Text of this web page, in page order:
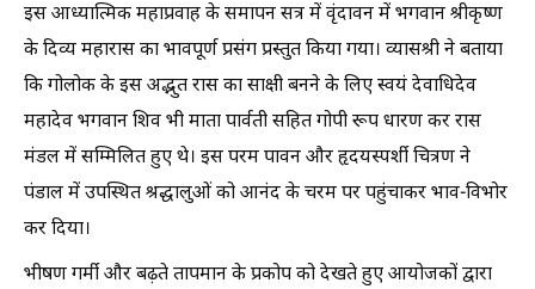
इस आध्यात्मिक महाप्रवाह के समापन सत्र में वृंदावन में भगवान श्रीकृष्ण
के दिव्य महारास का भावपूर्ण प्रसंग प्रस्तुत किया गया। व्यासश्री ने बताया
कि गोलोक के इस अद्भुत रास का साक्षी बनने के लिए स्वयं देवाधिदेव
महादेव भगवान शिव भी माता पार्वती सहित गोपी रूप धारण कर रास
मंडल में सम्मिलित हुए थे। इस परम पावन और हृदयस्पर्शी चित्रण ने
पंडाल में उपस्थित श्रद्धालुओं को आनंद के चरम पर पहुंचाकर भाव-विभोर
कर दिया।
भीषण गर्मी और बढ़ते तापमान के प्रकोप को देखते हुए आयोजकों द्वारा